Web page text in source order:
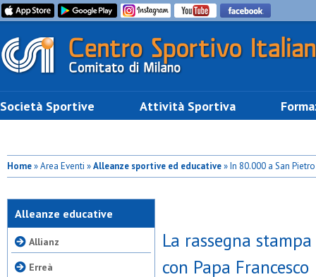
Società Sportive Attività Sportiva
Home» Area Eventi »Alleanze sportive ed educative» In 80.000 a San
Alleanze educative
Allianz
Erreà
La rassegna
con Papa Francesco